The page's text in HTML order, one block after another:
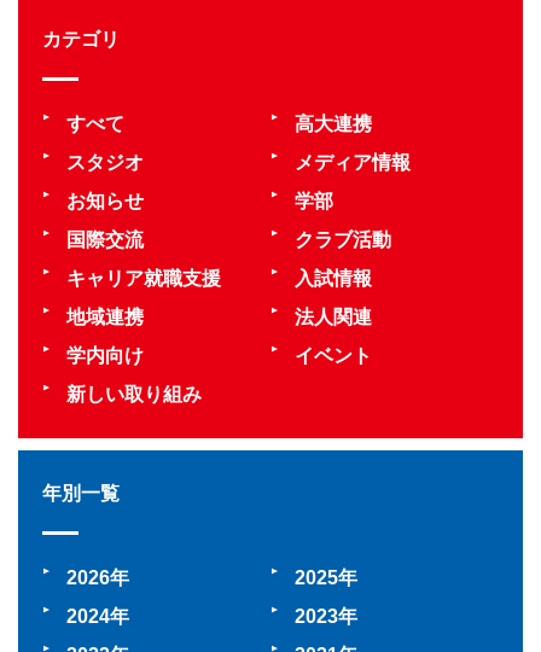
カテゴリ
すべて
高大連携
スタジオ
メディア情報
お知らせ
学部
国際交流
クラブ活動
キャリア就職支援
入試情報
地域連携
法人関連
学内向け
イベント
新しい取り組み
年別一覧
2026
2025
2024
2023